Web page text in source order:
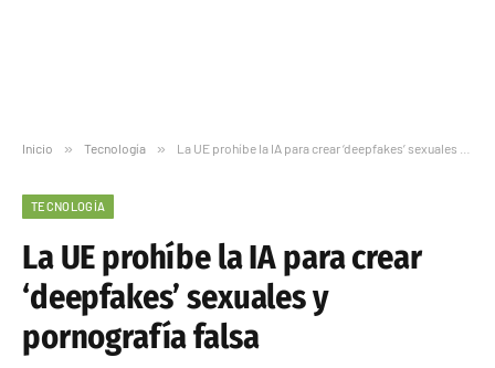
Inicio » Tecnología » La UE prohíbe la IA para crear ‘deepfakes’ sexuales y pornografía falsa
TECNOLOGÍA
La UE prohíbe la IA para crear
‘deepfakes’ sexuales y
pornografía falsa